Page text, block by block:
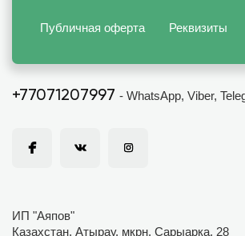
Публичная оферта Реквизиты
+77071207997 - WhatsApp, Viber,
ИП "Аяпов"
Казахстан, Атырау, мкрн. Сарыарка, 28